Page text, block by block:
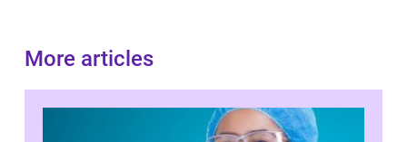
More articles